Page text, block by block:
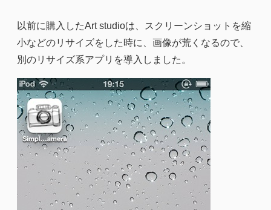
以前に購入したArt studioは、スクリーンショットを縮
小などのリサイズをした時に、画像が荒くなるので、
別のリサイズ系アプリを導入しました。